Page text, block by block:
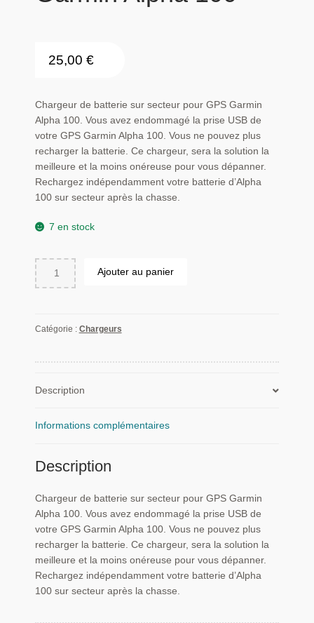
25,00 €
Chargeur de batterie sur secteur pour GPS Garmin
Alpha 100. Vous avez endommagé la prise USB de
votre GPS Garmin Alpha 100. Vous ne pouvez plus
recharger la batterie. Ce chargeur, sera la solution la
meilleure et la moins onéreuse pour vous dépanner.
Rechargez indépendamment votre batterie d’Alpha
100 sur secteur après la chasse.
7 en stock
quantité
de
batterie
GPS
Alpha
Ajouter au panier
Catégorie : Chargeurs
Description
Informations complémentaires
Description
Chargeur de batterie sur secteur pour GPS Garmin
Alpha 100. Vous avez endommagé la prise USB de
votre GPS Garmin Alpha 100. Vous ne pouvez plus
recharger la batterie. Ce chargeur, sera la solution la
meilleure et la moins onéreuse pour vous dépanner.
Rechargez indépendamment votre batterie d’Alpha
100 sur secteur après la chasse.